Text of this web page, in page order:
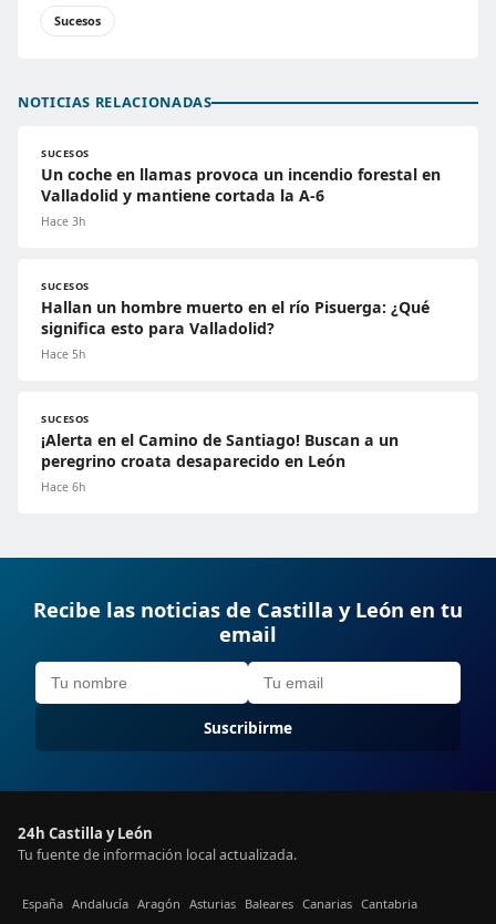
Sucesos
NOTICIAS RELACIONADAS
SUCESOS
Un coche en llamas provoca un incendio forestal en
Valladolid y mantiene cortada la A-6
Hace 3h
SUCESOS
Hallan un hombre muerto en el río Pisuerga: ¿Qué
significa esto para Valladolid?
Hace 5h
SUCESOS
¡Alerta en el Camino de Santiago! Buscan a un
peregrino croata desaparecido en León
Hace 6h
Recibe las noticias de Castilla y León en tu
email
Suscribirme
24h Castilla y León
Tu fuente de información local actualizada.
España Andalucía Aragón Asturias Baleares Canarias Cantabria